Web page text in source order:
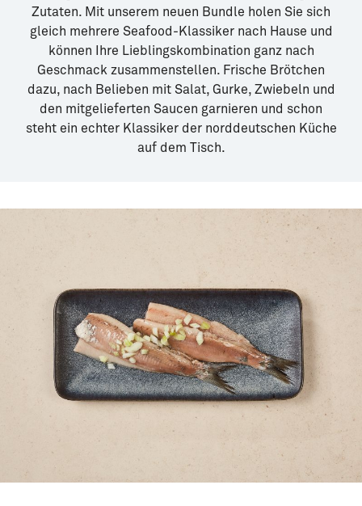
Zutaten. Mit unserem neuen Bundle holen Sie sich
gleich mehrere Seafood-Klassiker nach Hause und
können Ihre Lieblingskombination ganz nach
Geschmack zusammenstellen. Frische Brötchen
dazu, nach Belieben mit Salat, Gurke, Zwiebeln und
den mitgelieferten Saucen garnieren und schon
steht ein echter Klassiker der norddeutschen Küche
auf dem Tisch.